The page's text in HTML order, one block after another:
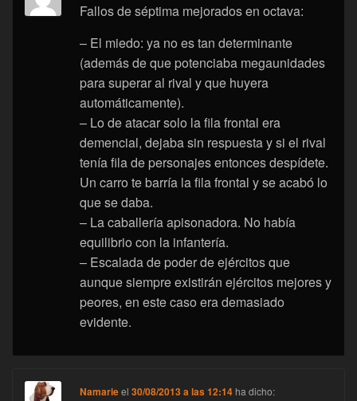
Fallos de séptima mejorados en octava:
– El miedo: ya no es tan determinante
(además de que potenciaba megaunidades
para superar al rival y que huyera
automáticamente).
– Lo de atacar solo la fila frontal era
demencial, dejaba sin respuesta y si el rival
tenía fila de personajes entonces despídete.
Un carro te barría la fila frontal y se acabó lo
que se daba.
– La caballería apisonadora. No había
equilibrio con la infantería.
– Escalada de poder de ejércitos que
aunque siempre existirán ejércitos mejores y
peores, en este caso era demasiado
evidente.
Namarieel30/08/2013 a las 12:14 ha dicho: